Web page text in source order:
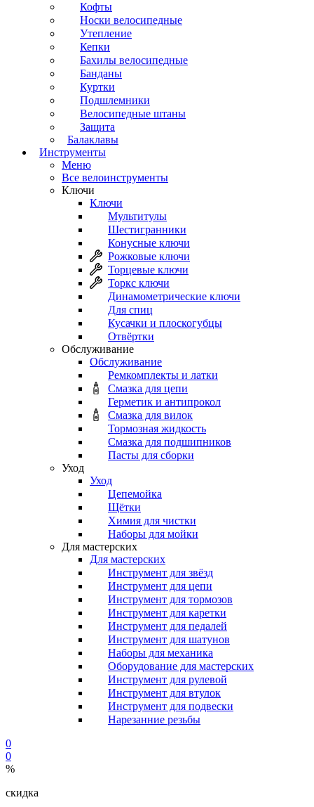
Кофты
Носки велосипедные
Утепление
Кепки
Бахилы велосипедные
Банданы
Куртки
Подшлемники
Велосипедные штаны
Защита
Балаклавы
Инструменты
Меню
Все велоинструменты
Ключи
Ключи
Мультитулы
Шестигранники
Конусные ключи
Рожковые ключи
Торцевые ключи
Торкс ключи
Динамометрические ключи
Для спиц
Кусачки и плоскогубцы
Отвёртки
Обслуживание
Обслуживание
Ремкомплекты и латки
Смазка для цепи
Герметик и антипрокол
Смазка для вилок
Тормозная жидкость
Смазка для подшипников
Пасты для сборки
Уход
Уход
Цепемойка
Щётки
Химия для чистки
Наборы для мойки
Для мастерских
Для мастерских
Инструмент для звёзд
Инструмент для цепи
Инструмент для тормозов
Инструмент для каретки
Инструмент для педалей
Инструмент для шатунов
Наборы для механика
Оборудование для мастерских
Инструмент для рулевой
Инструмент для втулок
Инструмент для подвески
Нарезанние резьбы
0
0
%
скидка